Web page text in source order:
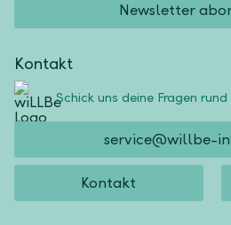
Newsletter
Kontakt
Schick uns deine Fragen
service@willbe-
Kontakt